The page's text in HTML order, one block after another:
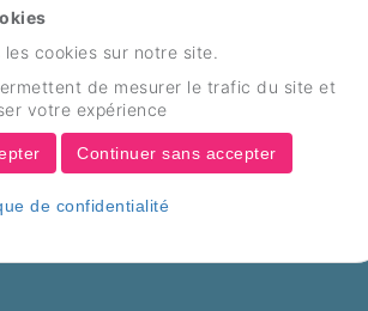
confidentialité
cookies sur notre site.
de mesurer le trafic du site et
votre expérience
Continuer sans accepter
de confidentialité